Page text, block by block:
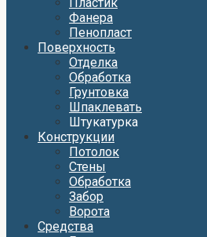
Фанера
Пенопласт
Поверхность
Отделка
Обработка
Грунтовка
Шпаклевать
Штукатурка
Конструкции
Потолок
Стены
Обработка
Забор
Ворота
Средства